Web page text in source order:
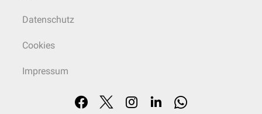
Datenschutz
Cookies
Impressum